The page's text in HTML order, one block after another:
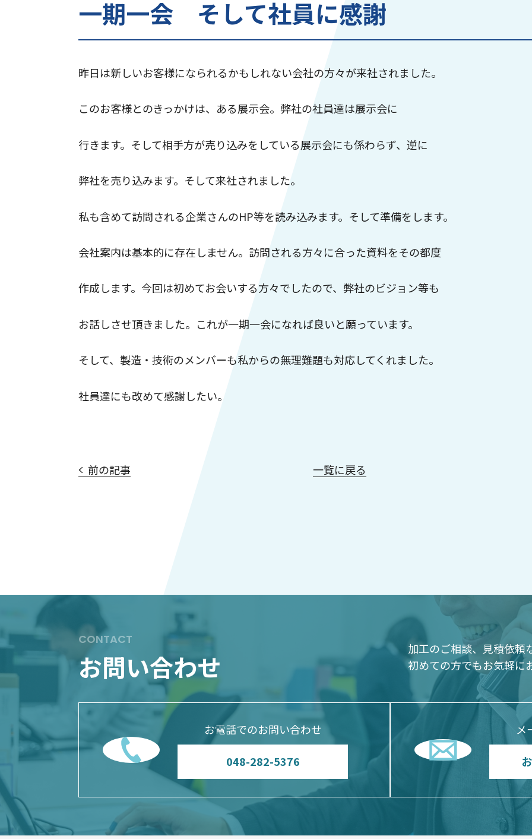
一期一会 そして社員に感謝
昨日は新しいお客様になられるかもしれない会社の方々が来社されました。
このお客様とのきっかけは、ある展示会。弊社の社員達は展示会に
行きます。そして相手方が売り込みをしている展示会にも係わらず、逆に
弊社を売り込みます。そして来社されました。
私も含めて訪問される企業さんのHP等を読み込みます。そして準備をします。
会社案内は基本的に存在しません。訪問される方々に合った資料をその都度
作成します。今回は初めてお会いする方々でしたので、弊社のビジョン等も
お話しさせ頂きました。これが一期一会になれば良いと願っています。
そして、製造・技術のメンバーも私からの無理難題も対応してくれました。
社員達にも改めて感謝したい。
前の記事 一覧に戻る
CONTACT
お問い合わせ
加工のご相談、見積依頼
初めての方でもお気軽に
お電話でのお問い合わせ
048-282-5376
メ